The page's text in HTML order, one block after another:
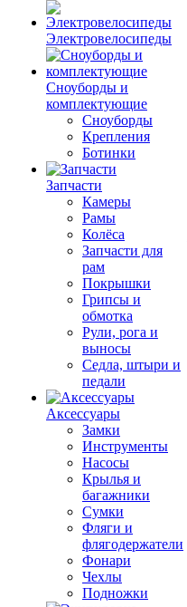
Электровелосипеды
Cноуборды и
комплектующие
Сноуборды
Крепления
Ботинки
Запчасти
Камеры
Рамы
Колёса
Запчасти для
рам
Покрышки
Грипсы и
обмотка
Рули, рога и
выносы
Седла, штыри и
педали
Аксессуары
Замки
Инструменты
Насосы
Крылья и
багажники
Сумки
Фляги и
флягодержатели
Фонари
Чехлы
Подножки